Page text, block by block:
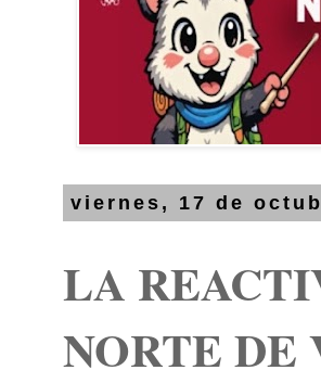
viernes, 17 de
LA
NORTE DE